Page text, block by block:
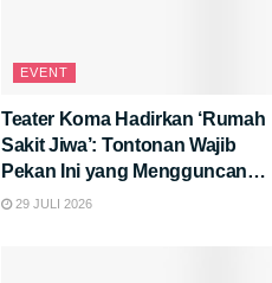
EVENT
Teater Koma Hadirkan ‘Rumah
Sakit Jiwa’: Tontonan Wajib
Pekan Ini yang Mengguncang
Pikiran!
29 JULI 2026